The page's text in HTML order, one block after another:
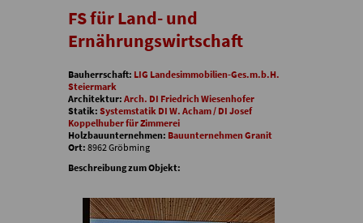
FS für Land- und
Ernährungswirtschaft
Bauherrschaft: LIG Landesimmobilien-Ges.m.b.H.
Steiermark
Architektur: Arch. DI Friedrich Wiesenhofer
Statik: Systemstatik DI W. Acham / DI Josef
Koppelhuber für Zimmerei
Holzbauunternehmen: Bauunternehmen Granit
Ort: 8962 Gröbming
Beschreibung zum Objekt: